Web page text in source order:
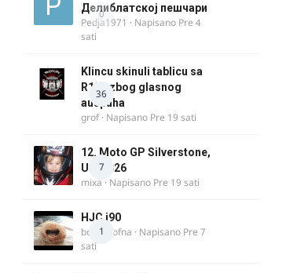
0
Делиблатској пешчари
Pedja1971 · Napisano Pre 4
sati
36
Klincu skinuli tablicu sa
R125 zbog glasnog
auspuha
grof· Napisano Pre 19 sati
7
12. Moto GP Silverstone,
UK, 2026
mixa · Napisano Pre 19 sati
1
HJC i90
bobi_krofna · Napisano Pre 7
sati